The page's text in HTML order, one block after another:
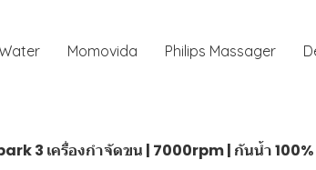
Momovida Philips Massager
3 เครื่องกำจัดขน | 7000rpm | กันน้ำ 100%